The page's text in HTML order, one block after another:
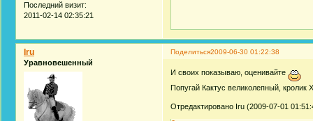
Последний визит:
2011-02-14 02:35:21
Поделиться2009-06-30 01:22:38
Iru
Уравновешенный
И своих показываю, оценивайте
Попугай Кактус великолепный,
Отредактировано Iru (2009-07-01